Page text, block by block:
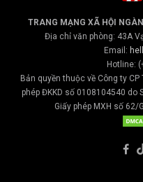
TRANG MẠNG XÃ HỘI
Địa chỉ văn phòng: 43A
Email:
Hotline:
Bản quyền thuộc về Công ty
phép ĐKKD số 0108104540 do
Giấy phép MXH số 62/